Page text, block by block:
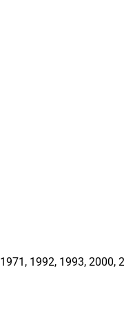
1992, 1993, 2000,